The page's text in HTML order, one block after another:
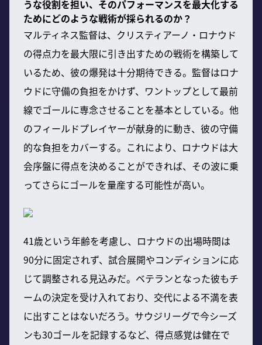
うな役割を担い、そのパフォーマンスを最大化する
ためにどのような戦術が採られるのか？
マルティネス監督は、クリスティアーノ・ロナウド
の得点力を最大限に引き出すための戦術を構築して
いるため、彼の爆発は十分期待できる。監督はロナ
ウドに守備の負担をかけず、ワントップとして最前
線でゴールに専念させることを基本としている。他
のフィールドプレイヤーが献身的に動き、彼の守備
的な負担をカバーする。これにより、ロナウドは大
会序盤に得点を決めることができれば、その波に乗
ってさらにゴールを量産する可能性が高い。
41歳という年齢を考慮し、ロナウドの出場時間は
90分に固定されず、試合展開やコンディションに応
じて調整される見込みだ。ベテランとなった彼もチ
ームの決定を受け入れており、交代による不満を表
に出すことはないだろう。サウジリーグで今シーズ
ンも30ゴールを記録するなど、得点感覚は健在で